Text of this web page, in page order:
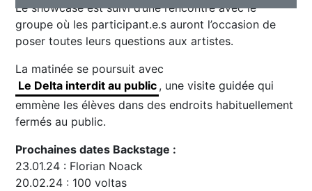
Le showcase est suivi d’une rencontre avec le
groupe où les participant.e.s auront l’occasion de
poser toutes leurs questions aux artistes.
La matinée se poursuit avec
Le Delta interdit au public , une visite guidée qui
emmène les élèves dans des endroits habituellement
fermés au public.
Prochaines dates Backstage :
23.01.24 : Florian Noack
20.02.24 : 100 voltas